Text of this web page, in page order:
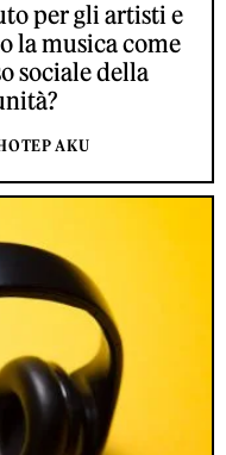
per gli artisti e
la musica come
sociale della
AKU